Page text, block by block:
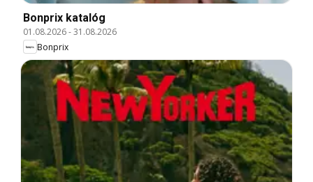
Bonprix katalóg
01.08.2026-31.08.2026
Bonprix